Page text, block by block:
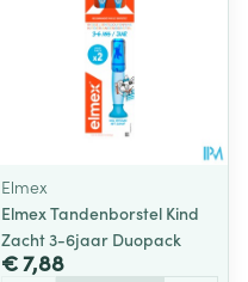
Elmex
Elmex Tandenborstel Kind
Zacht 3-6jaar Duopack
€ 7,88